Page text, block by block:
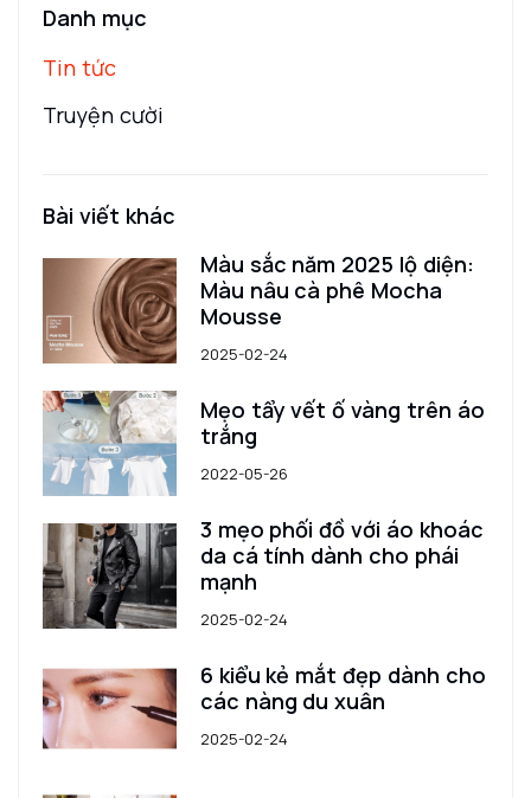
Danh mục
Tin tức
Truyện cười
Bài viết khác
Màu sắc năm 2025 lộ diện:
Màu nâu cà phê Mocha
Mousse
2025-02-24
Mẹo tẩy vết ố vàng trên áo
trắng
2022-05-26
3 mẹo phối đồ với áo khoác
da cá tính dành cho phái
mạnh
2025-02-24
6 kiểu kẻ mắt đẹp dành cho
các nàng du xuân
2025-02-24